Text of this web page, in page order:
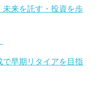
来を託す・投資を歩
早期リタイアを目指